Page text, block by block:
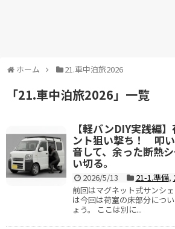
ホーム 21.車中泊旅2026
「21.車中泊旅2026」 一覧
【軽バンDIY実践編
ント狙い撃ち！ 叩
音して、余った断熱
い切る。
2026/5/13 21-1.準備,
前回はマグネット式サンシ
は今回は荷室の床部分につ
ょう。 ここは別に...